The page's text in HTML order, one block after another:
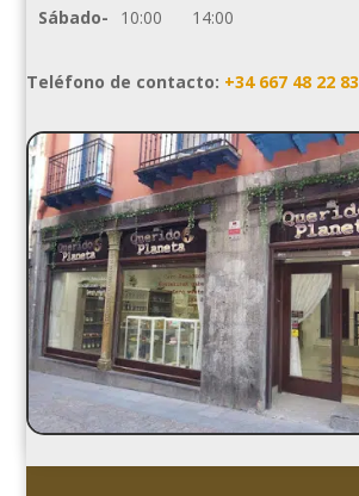
Sábado-
10:00 14:00
Teléfono de contacto: +34 667 48 22 83